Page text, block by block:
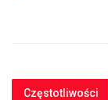
Częstotliwości